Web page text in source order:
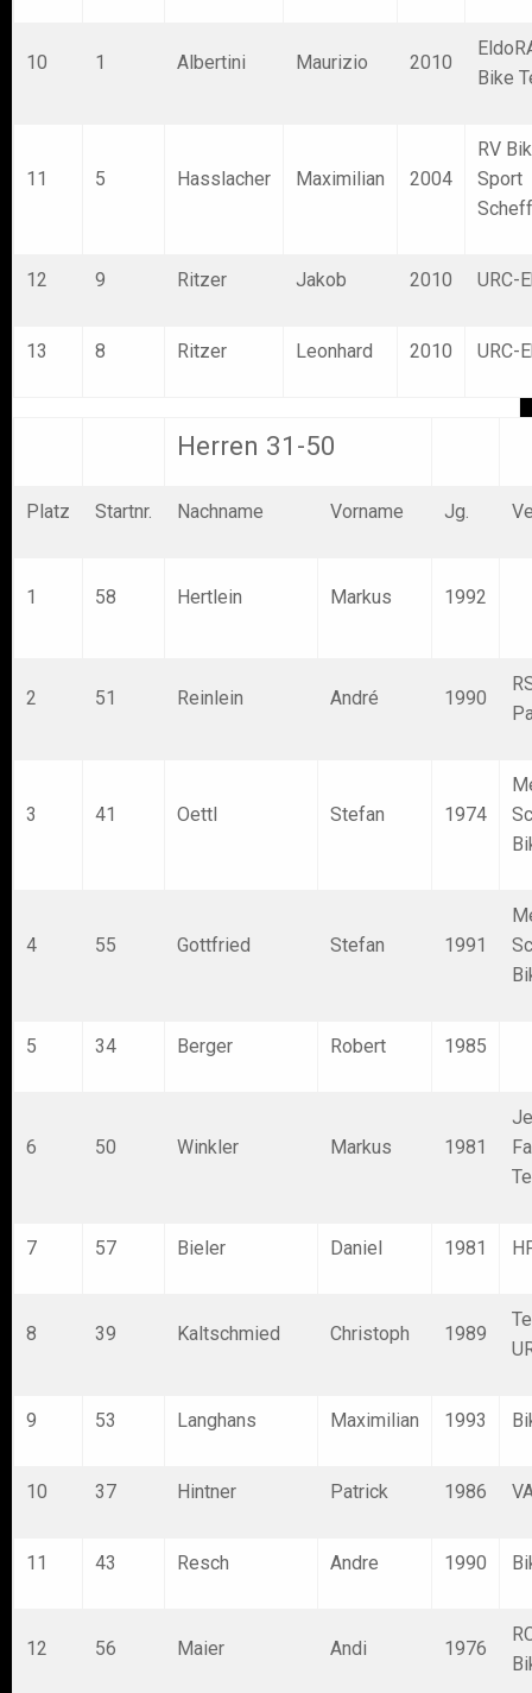
10 1 Albertini Maurizio 2010
Bike
11 5 Hasslacher Maximilian 2004
RV
Sport
12 9 Ritzer Jakob 2010 URC-
13 8 Ritzer Leonhard 2010 URC-
Herren 31-50
Platz Startnr. Nachname Vorname Jg.
1 58 Hertlein Markus 1992
2 51 Reinlein André 1990
3 41 Oettl Stefan 1974
4 55 Gottfried Stefan 1991
5 34 Berger Robert 1985
6 50 Winkler Markus 1981
7 57 Bieler Daniel 1981
8 39 Kaltschmied Christoph 1989
9 53 Langhans Maximilian 1993
10 37 Hintner Patrick 1986
11 43 Resch Andre 1990
12 56 Maier Andi 1976